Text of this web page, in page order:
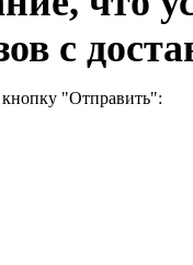
с
"Отправить":